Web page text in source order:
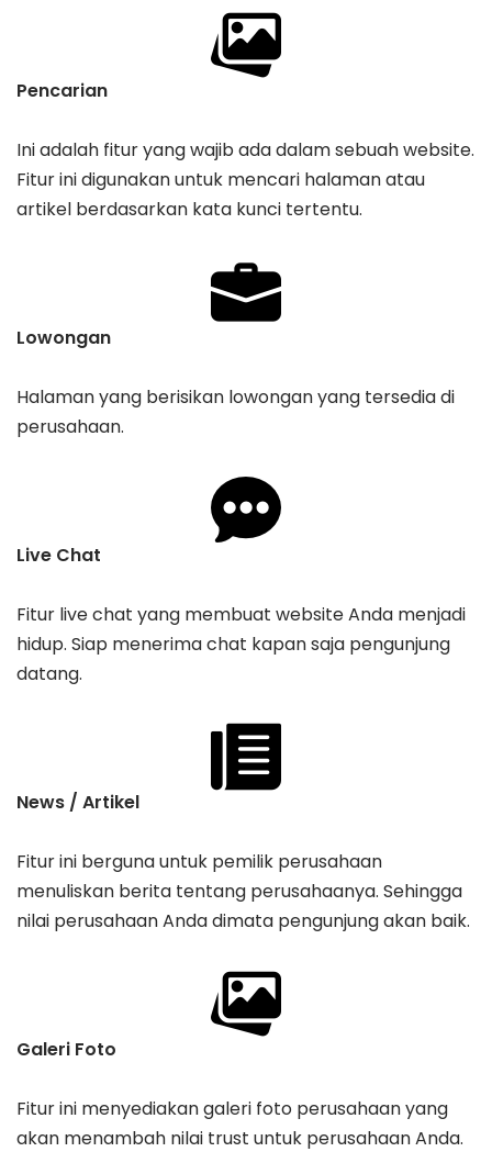
Pencarian
Ini adalah fitur yang wajib ada dalam sebuah website.
Fitur ini digunakan untuk mencari halaman atau
artikel berdasarkan kata kunci tertentu.
Lowongan
Halaman yang berisikan lowongan yang tersedia di
perusahaan.
Live Chat
Fitur live chat yang membuat website Anda menjadi
hidup. Siap menerima chat kapan saja pengunjung
datang.
News / Artikel
Fitur ini berguna untuk pemilik perusahaan
menuliskan berita tentang perusahaanya. Sehingga
nilai perusahaan Anda dimata pengunjung akan baik.
Galeri Foto
Fitur ini menyediakan galeri foto perusahaan yang
akan menambah nilai trust untuk perusahaan Anda.